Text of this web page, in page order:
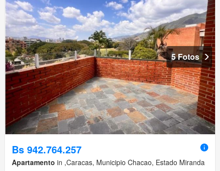
5 Fotos
Bs 942.764.257
Apartamento in ,Caracas, Municipio Chacao, Estado Miranda